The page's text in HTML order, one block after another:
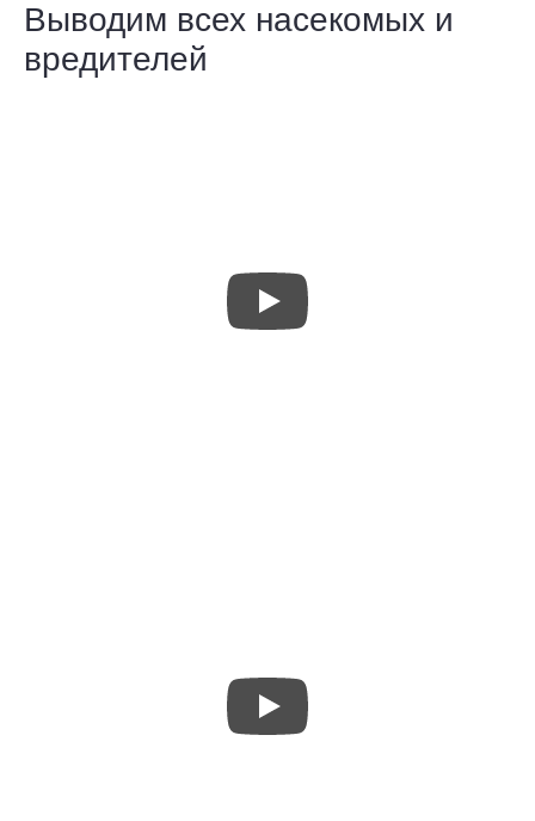
Выводим всех насекомых и
вредителей